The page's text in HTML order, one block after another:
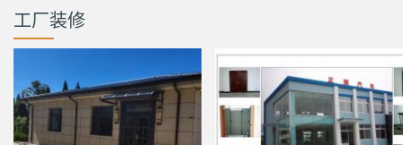
工厂装修